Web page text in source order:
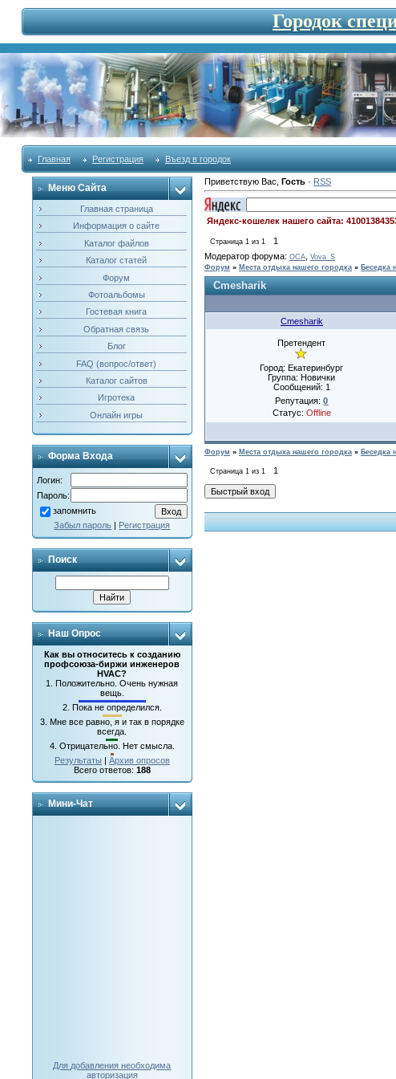
Городок
Главная Регистрация Въезд в городок
Меню Сайта
Главная страница
Информация о сайте
Каталог файлов
Каталог статей
Форум
Фотоальбомы
Гостевая книга
Обратная связь
Блог
FAQ (вопрос/ответ)
Каталог сайтов
Игротека
Онлайн игры
Форма Входа
Логин:
Пароль:
запомнить
Забыл пароль | Регистрация
Поиск
Наш Опрос
Как вы относитесь к созданию
профсоюза-биржи инженеров
HVAC?
1.Положительно. Очень нужная
вещь.
2. Пока не определился.
3. Мне все равно, я и так в порядке
всегда.
4. Отрицательно. Нет смысла.
Результаты | Архив опросов
Всего ответов: 188
Мини-Чат
Для добавления необходима
авторизация
Приветствую Вас Гость· RSS
Яндекс-кошелек нашего сайта:
Страница 1 из 1
1
Модератор форума: OCA, Vova_S
Форум » Места отдыха нашего городка » Беседка
Cmesharik
Cmesharik
Претендент
Город: Екатеринбург
Группа: Новички
Сообщений: 1
Репутация:0
Статус: Offline
Форум » Места отдыха нашего городка » Беседка
Страница 1 из 1
1